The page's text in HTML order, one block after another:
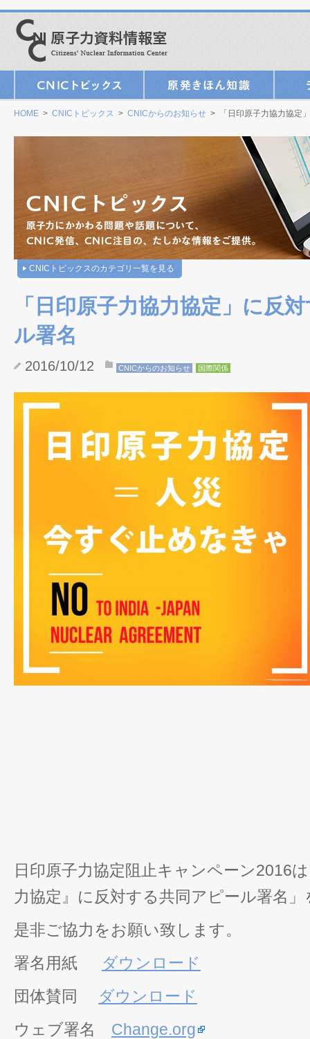
HOME > CNICトピックス > CNICからのお知らせ > 「日印原子力協力協定
CNICトピックスのカテゴリ一覧を見る
「日印原子力協力協定」に反
ル署名
2016/10/12 CNICからのお知らせ 国際関係
日印原子力協定阻止キャンペーン2016
力協定』に反対する共同アピール署名
是非ご協力をお願い致します。
署名用紙
ダウンロード
団体賛同
ダウンロード
ウェブ署名 Change.org